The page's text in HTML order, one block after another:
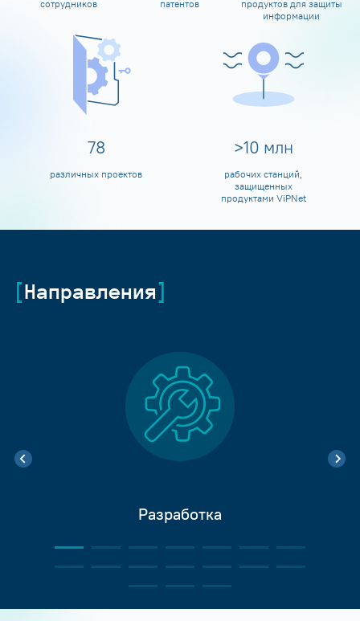
сотрудников патентов
продуктов для защиты
информации
80
различных проектов
>10 млн
рабочих станций,
защищенных
продуктами ViPNet
Направления
Разработка